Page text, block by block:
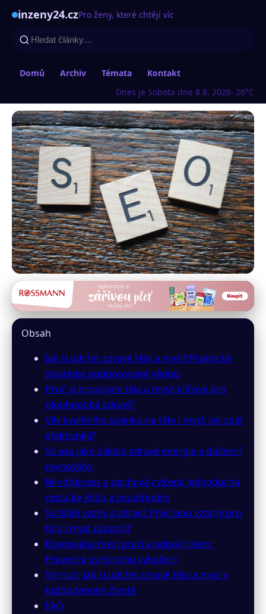
inzeny24.czPro ženy, které chtějí víc
Domů Archiv Témata
Kontakt
Dnes je Sobota dne 8 8. 2026· 26°C
inzeny24.cz
Optimalizujte Zdraví Těla a
Mysli: Vědecky Podložené
Strategie
8. 4. 2026· 9 min čtení · Autor: Lenka Svobodová
Obsah
Jak si udržet zdravé tělo a mysl? Praktické
strategie podporované vědou
Proč je propojení těla a mysli klíčové pro
dlouhodobé zdraví?
Vliv kvalitního spánku na tělo i mysl: Jak spát
efektivněji?
Strava jako základ zdravé energie a duševní
rovnováhy
Mindfulness a dechová cvičení: Jednoduchá
cesta ke klidu a soustředění
Sociální vazby a zdraví: Proč jsou vztahy pro
tělo i mysl zásadní?
Rovnováha mezi prací a odpočinkem:
Prevence syndromu vyhoření
Shrnutí: Jak si udržet zdravé tělo a mysl v
každodenním životě
FAQ